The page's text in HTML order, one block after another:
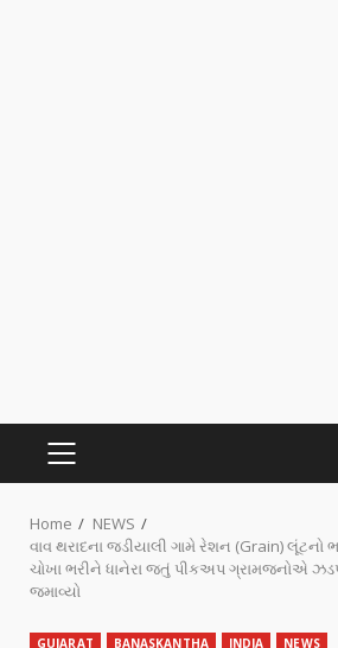
Home
NEWS
વાવ થરાદના જડીયાલી ગામે રેશન (Grain) લૂંટનો
ચોખા ભરીને ધાનેરા જતું પીકઅપ ગ્રામજનોએ
જમાવ્યો
GUJARAT BANASKANTHA INDIA NEWS